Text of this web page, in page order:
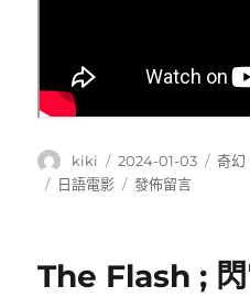
作
者
kiki
發
佈
2024-01-03
分
奇幻
標
日語電影
在
夢
發佈留言
The Flash ;